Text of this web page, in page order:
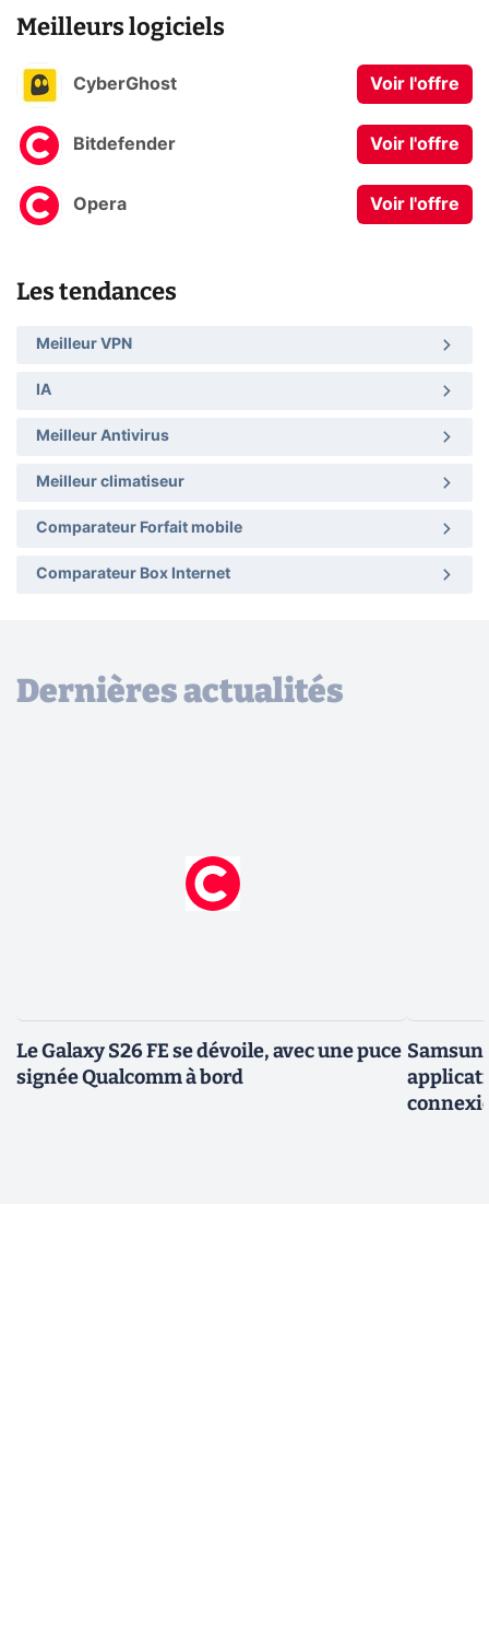
Meilleurs logiciels
CyberGhost Voir l'offre
Bitdefender Voir l'offre
Opera Voir l'offre
Les tendances
Meilleur VPN
IA
Meilleur Antivirus
Meilleur climatiseur
Comparateur Forfait mobile
Comparateur Box Internet
Dernières actualités
Le Galaxy S26 FE se dévoile, avec une puce
signée Qualcomm à bord